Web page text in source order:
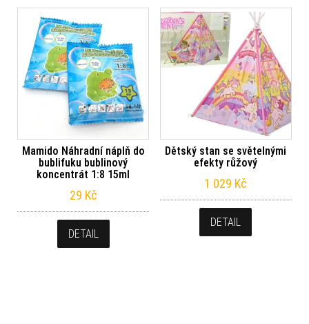
Mamido Náhradní náplň do
bublifuku bublinový
koncentrát 1:8 15ml
29 Kč
DETAIL
Dětský stan se světelnými
efekty růžový
1 029 Kč
DETAIL